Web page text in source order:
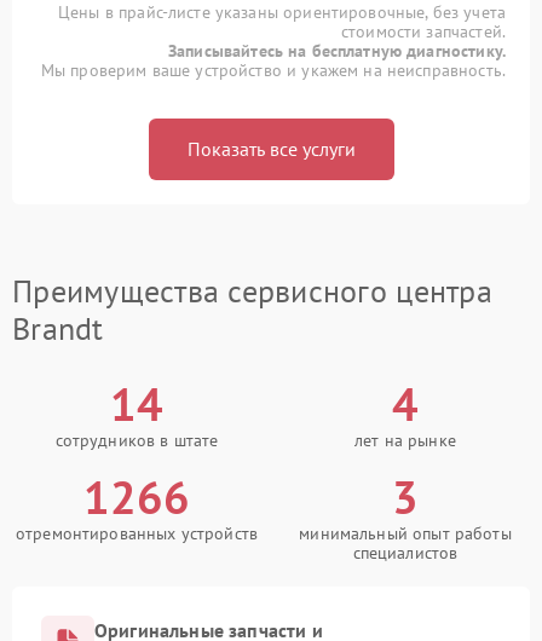
Цены в прайс-листе указаны ориентировочные, без учета
стоимости запчастей.
Записывайтесь на бесплатную диагностику.
Мы проверим ваше устройство и укажем на неисправность.
Показать все услуги
Преимущества сервисного центра
Brandt
14
сотрудников в штате
4
лет на рынке
1266
отремонтированных устройств
3
минимальный опыт работы
специалистов
Оригинальные запчасти и